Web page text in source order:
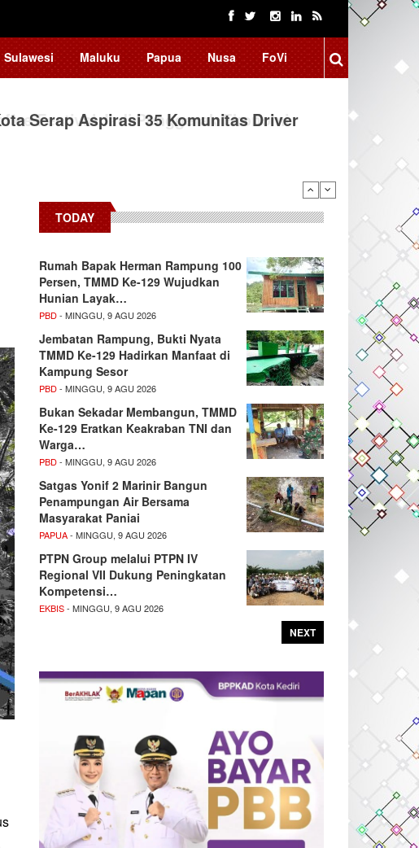
Sulawesi Maluku Papua Nusa FoVi
Serap Aspirasi 35 Komunitas Driver
TODAY
Rumah Bapak Herman Rampung 100
Persen, TMMD Ke-129 Wujudkan
Hunian Layak…
PBD- MINGGU, 9 AGU 2026
Jembatan Rampung, Bukti Nyata
TMMD Ke-129 Hadirkan Manfaat di
Kampung Sesor
PBD- MINGGU, 9 AGU 2026
Bukan Sekadar Membangun, TMMD
Ke-129 Eratkan Keakraban TNI dan
Warga…
PBD- MINGGU, 9 AGU 2026
Satgas Yonif 2 Marinir Bangun
Penampungan Air Bersama
Masyarakat Paniai
PAPUA- MINGGU, 9 AGU 2026
PTPN Group melalui PTPN IV
Regional VII Dukung Peningkatan
Kompetensi…
EKBIS- MINGGU, 9 AGU 2026
NEXT